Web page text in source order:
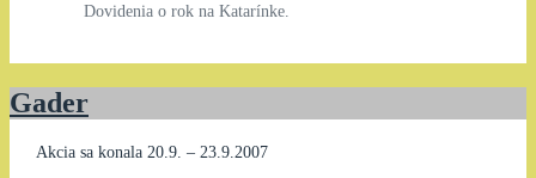
Dovidenia o rok na Katarínke.
Gader
Akcia sa konala 20.9. – 23.9.2007